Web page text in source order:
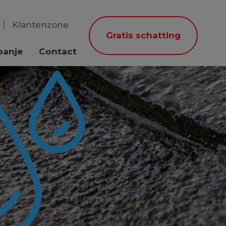
Klantenzone
Contact
Gratis schatting